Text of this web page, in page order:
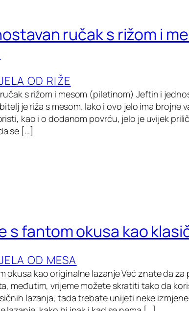
ručak s rižom i
OD RIŽE
s rižom i mesom (piletinom) Jeftin i
je riža s mesom. Iako i ovo jelo ima brojne
kao i o dodanom povrću, jelo je uvijek
se […]
s fantom okusa kao
OD MESA
okusa kao originalne lazanje Već znate da za
međutim, vrijeme možete skratiti tako da
lazanja, tada trebate unijeti neke